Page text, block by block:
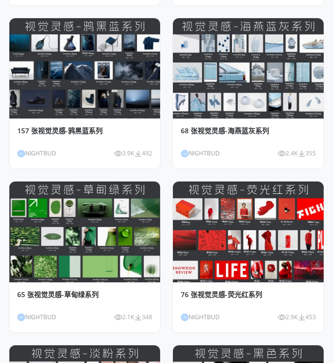
157 张视觉灵感-鸦黑蓝系列
NI NIGHTBUD 3.9K 492
68 张视觉灵感-海燕蓝灰系列
NI NIGHTBUD 2.4K 355
65 张视觉灵感-草甸绿系列
NI NIGHTBUD 2.1K 348
76 张视觉灵感-荧光红系列
NI NIGHTBUD 2.9K 453